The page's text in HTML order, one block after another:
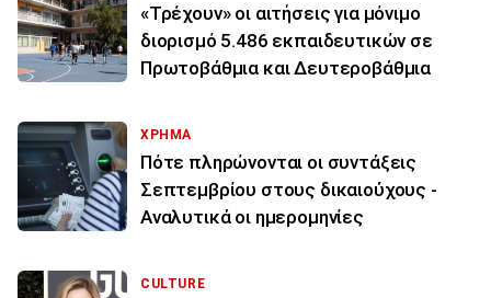
«Τρέχουν» οι αιτήσεις για μόνιμο
διορισμό 5.486 εκπαιδευτικών σε
Πρωτοβάθμια και Δευτεροβάθμια
ΧΡΗΜΑ
Πότε πληρώνονται οι συντάξεις
Σεπτεμβρίου στους δικαιούχους -
Αναλυτικά οι ημερομηνίες
CULTURE